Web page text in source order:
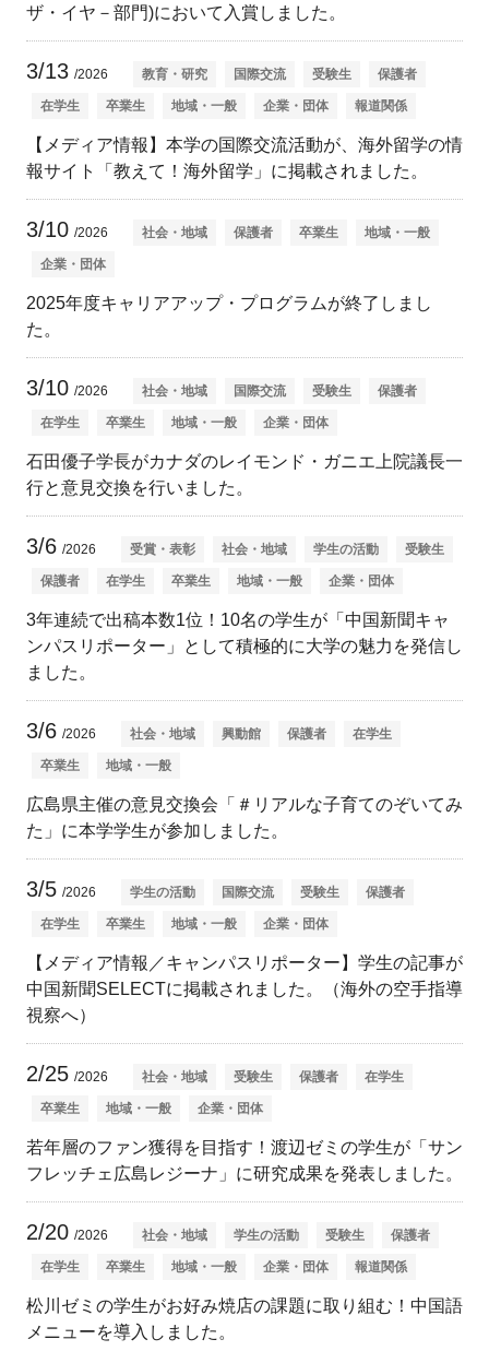
ザ・イヤ－部門)において入賞しました。
3/13 /2026 教育・研究 国際交流 受験生 保護者
在学生 卒業生 地域・一般 企業・団体 報道関係
【メディア情報】本学の国際交流活動が、海外留学の情
報サイト「教えて！海外留学」に掲載されました。
3/10 /2026 社会・地域 保護者 卒業生 地域・一般
企業・団体
2025年度キャリアアップ・プログラムが終了しまし
た。
3/10 /2026 社会・地域 国際交流 受験生 保護者
在学生 卒業生 地域・一般 企業・団体
石田優子学長がカナダのレイモンド・ガニエ上院議長一
行と意見交換を行いました。
3/6 /2026 受賞・表彰 社会・地域 学生の活動 受験生
保護者 在学生 卒業生 地域・一般 企業・団体
3年連続で出稿本数1位！10名の学生が「中国新聞キャ
ンパスリポーター」として積極的に大学の魅力を発信し
ました。
3/6 /2026 社会・地域 興動館 保護者 在学生
卒業生 地域・一般
広島県主催の意見交換会「＃リアルな子育てのぞいてみ
た」に本学学生が参加しました。
3/5 /2026 学生の活動 国際交流 受験生 保護者
在学生 卒業生 地域・一般 企業・団体
【メディア情報／キャンパスリポーター】学生の記事が
中国新聞SELECTに掲載されました。（海外の空手指導
視察へ）
2/25 /2026 社会・地域 受験生 保護者 在学生
卒業生 地域・一般 企業・団体
若年層のファン獲得を目指す！渡辺ゼミの学生が「サン
フレッチェ広島レジーナ」に研究成果を発表しました。
2/20 /2026 社会・地域 学生の活動 受験生 保護者
在学生 卒業生 地域・一般 企業・団体 報道関係
松川ゼミの学生がお好み焼店の課題に取り組む！中国語
メニューを導入しました。